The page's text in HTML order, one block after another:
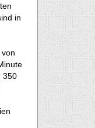
in
350